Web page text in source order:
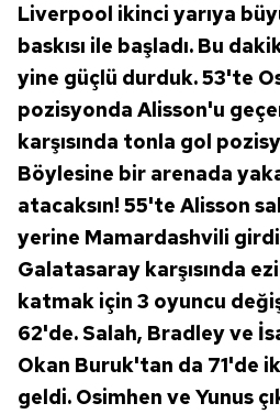
Liverpool ikinci yarıya
baskısı ile başladı. Bu
yine güçlü durduk. 53'te
pozisyonda Alisson'u
karşısında tonla gol
Böylesine bir arenada
atacaksın! 55'te Alisson
yerine Mamardashvili
Galatasaray karşısında
katmak için 3 oyuncu
62'de. Salah, Bradley ve
Okan Buruk'tan da 71'de
geldi. Osimhen ve Yunus